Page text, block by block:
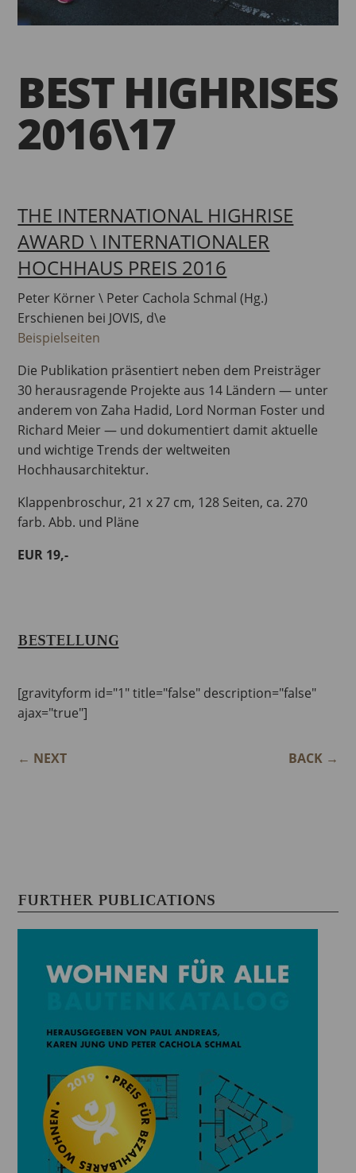
BEST HIGHRISES
2016\17
THE INTERNATIONAL HIGHRISE
AWARD \ INTERNATIONALER
HOCHHAUS PREIS 2016
Peter Körner \ Peter Cachola Schmal (Hg.)
Erschienen bei JOVIS, d\e
Beispielseiten
Die Publikation präsentiert neben dem Preisträger
30 herausragende Projekte aus 14 Ländern — unter
anderem von Zaha Hadid, Lord Norman Foster und
Richard Meier — und dokumentiert damit aktuelle
und wichtige Trends der weltweiten
Hochhausarchitektur.
Klappenbroschur, 21 x 27 cm, 128 Seiten, ca. 270
farb. Abb. und Pläne
EUR 19,-
BESTELLUNG
[gravityform id="1" title="false" description="false"
ajax="true"]
← NEXT BACK→
FURTHER PUBLICATIONS